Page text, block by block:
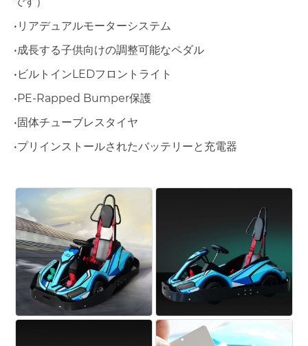
•リアデュアルモーターシステム
•成長する子供向けの調整可能なペダル
•ビルトインLEDフロントライト
•PE-Rapped Bumper保護
•固体チューブレスタイヤ
•プリインストールされたバッテリーと充電器